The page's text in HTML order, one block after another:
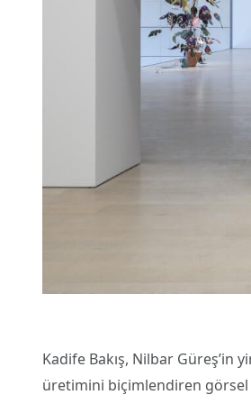
Kadife Bakış, Nilbar Güreş’in
üretimini biçimlendiren görsel